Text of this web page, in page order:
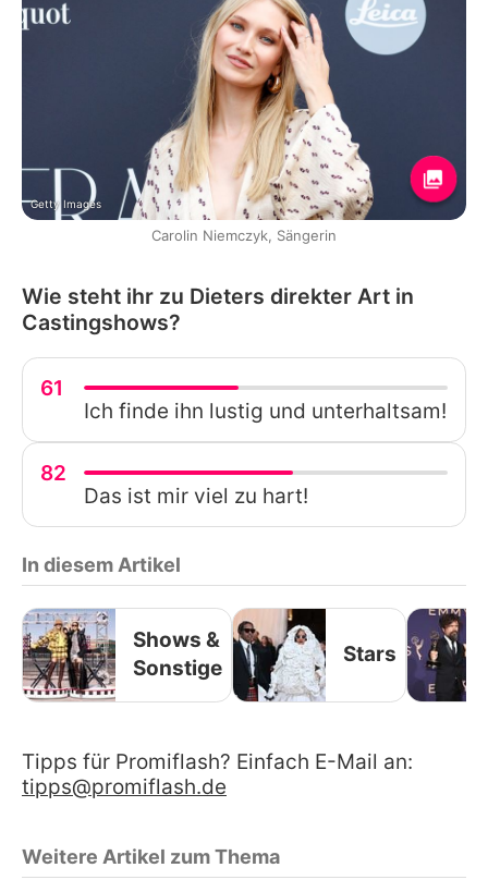
Getty Images
Carolin Niemczyk, Sängerin
Wie steht ihr zu Dieters direkter Art in
Castingshows?
61
Ich finde ihn lustig und unterhaltsam!
82
Das ist mir viel zu hart!
In diesem Artikel
Shows &
Sonstige
Stars
Tipps für Promiflash? Einfach E-Mail an:
tipps@promiflash.de
Weitere Artikel zum Thema